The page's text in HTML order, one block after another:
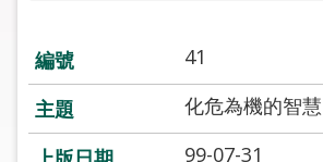
圖
線
上
41
化危為機的智慧
99-07-31